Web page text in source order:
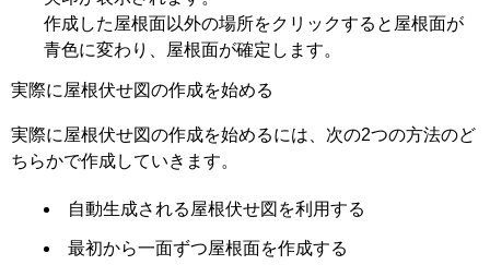
作成した屋根面以外の場所をクリックすると屋根面が
青色に変わり、屋根面が確定します。
実際に屋根伏せ図の作成を始める
実際に屋根伏せ図の作成を始めるには、次の2つの方法のど
ちらかで作成していきます。
自動生成される屋根伏せ図を利用する
最初から一面ずつ屋根面を作成する